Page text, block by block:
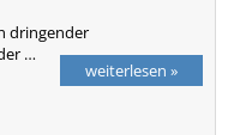
dringender
…
weiterlesen »